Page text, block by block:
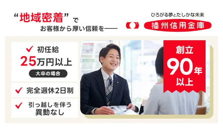
適職診断
あなたに合う仕事を診断！
就活チャンネル
動画で対策講座をチェック
就活ニュースペーパー
就活時事ニュースを更新
よくある質問
不明点があればこちら